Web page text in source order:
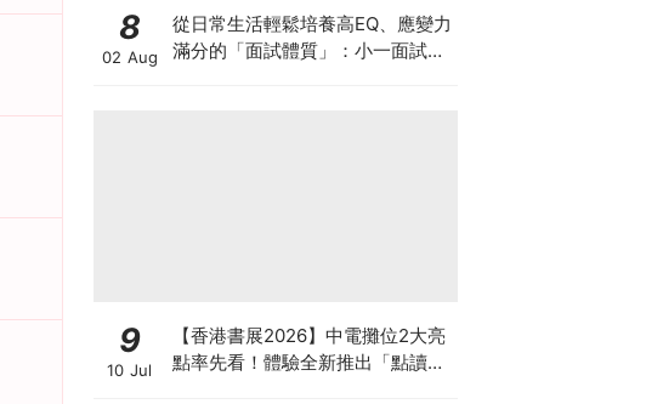
8
02 Aug
從日常生活輕鬆培養高EQ、應變力
滿分的「面試體質」：小一面試最
9
10 Jul
【香港書展2026】中電攤位2大亮
點率先看！體驗全新推出「點讀故